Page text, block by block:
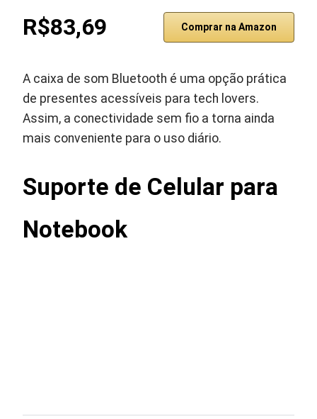
R$83,69 Comprar na Amazon
A caixa de som Bluetooth é uma opção prática
de presentes acessíveis para tech lovers.
Assim, a conectividade sem fio a torna ainda
mais conveniente para o uso diário.
Suporte de Celular para
Notebook